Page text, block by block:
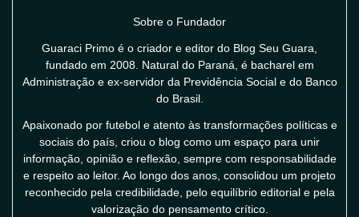
Sobre o Fundador
Guaraci Primo é o criador e editor do Blog Seu Guara,
fundado em 2008. Natural do Paraná, é bacharel em
Administração e ex-servidor da Previdência Social e do Banco
do Brasil.
Apaixonado por futebol e atento às transformações políticas e
sociais do país, criou o blog como um espaço para unir
informação, opinião e reflexão, sempre com responsabilidade
e respeito ao leitor. Ao longo dos anos, consolidou um projeto
reconhecido pela credibilidade, pelo equilíbrio editorial e pela
valorização do pensamento crítico.